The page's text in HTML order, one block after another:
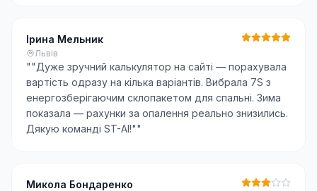
Ірина Мельник
Львів
""Дуже зручний калькулятор на сайті — порахувала
вартість одразу на кілька варіантів. Вибрала 7S з
енергозберігаючим склопакетом для спальні. Зима
показала — рахунки за опалення реально знизились.
Дякую команді ST-AI!""
Микола Бондаренко